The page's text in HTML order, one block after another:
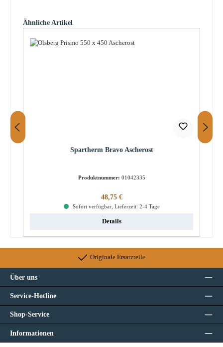
Produktgalerie überspringen
Ähnliche Artikel
Spartherm Bravo Ascherost
Produktnummer: 01042335
Regulärer Preis:
48,75 €
Sofort verfügbar, Lieferzeit: 2-4 Tage
Details
Originale Ersatzteile
Über uns
Service-Hotline
Shop-Service
Informationen